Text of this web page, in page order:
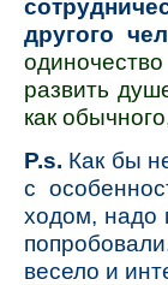
другого
развить
как
P.s. Как бы
с
ходом, надо
весело и